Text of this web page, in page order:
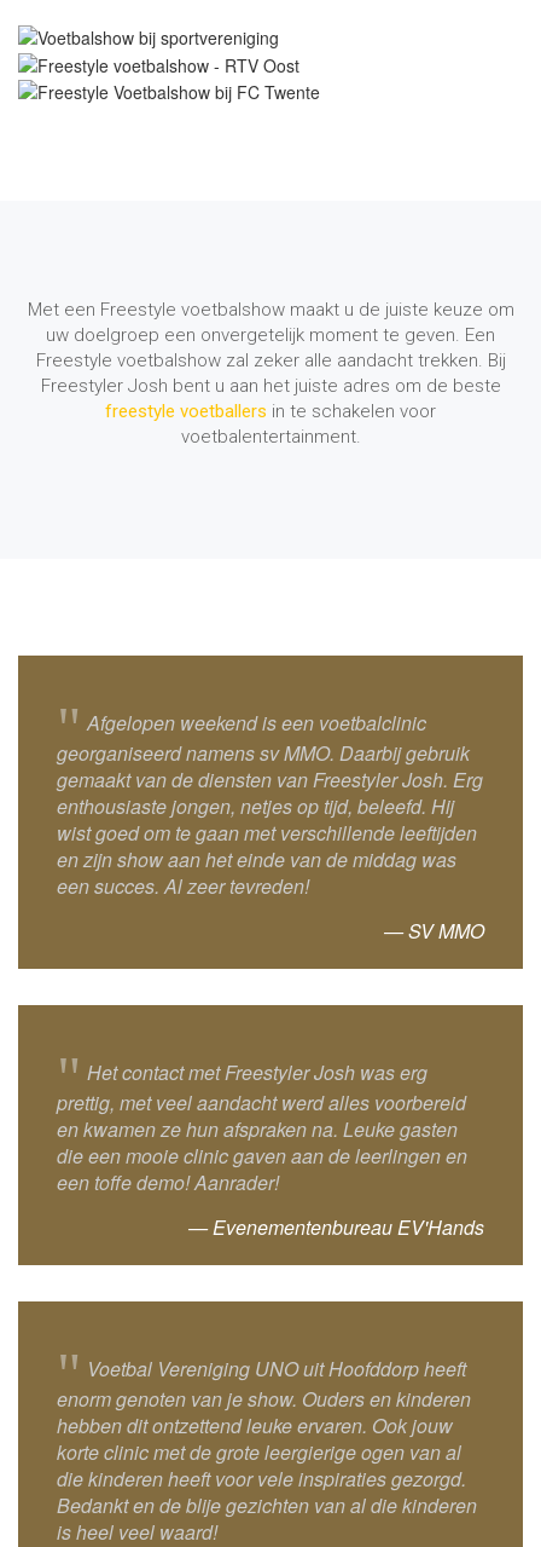
Met een Freestyle voetbalshow maakt u de juiste keuze om
uw doelgroep een onvergetelijk moment te geven. Een
Freestyle voetbalshow zal zeker alle aandacht trekken. Bij
Freestyler Josh bent u aan het juiste adres om de beste
freestyle voetballers in te schakelen voor
voetbalentertainment.
" Afgelopen weekend is een voetbalclinic
georganiseerd namens sv MMO. Daarbij gebruik
gemaakt van de diensten van Freestyler Josh. Erg
enthousiaste jongen, netjes op tijd, beleefd. Hij
wist goed om te gaan met verschillende leeftijden
en zijn show aan het einde van de middag was
een succes. Al zeer tevreden!
— SV MMO
" Het contact met Freestyler Josh was erg
prettig, met veel aandacht werd alles voorbereid
en kwamen ze hun afspraken na. Leuke gasten
die een mooie clinic gaven aan de leerlingen en
een toffe demo! Aanrader!
— Evenementenbureau EV'Hands
" Voetbal Vereniging UNO uit Hoofddorp heeft
enorm genoten van je show. Ouders en kinderen
hebben dit ontzettend leuke ervaren. Ook jouw
korte clinic met de grote leergierige ogen van al
die kinderen heeft voor vele inspiraties gezorgd.
Bedankt en de blije gezichten van al die kinderen
is heel veel waard!